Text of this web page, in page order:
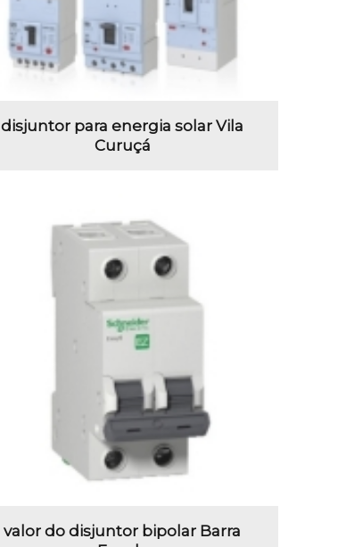
disjuntor para energia solar Vila
Curuçá
valor do disjuntor bipolar Barra